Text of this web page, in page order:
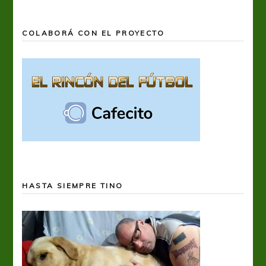
COLABORÁ CON EL PROYECTO
HASTA SIEMPRE TINO